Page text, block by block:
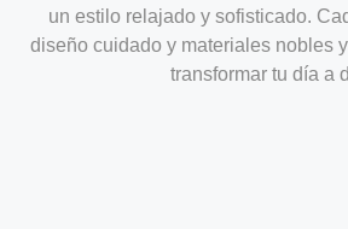
un estilo relajado y sofisticado.
diseño cuidado y materiales nobles
transformar tu día a